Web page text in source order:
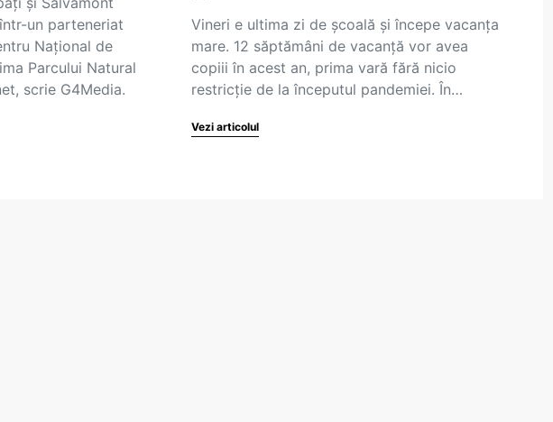
un parteneriat
Naţional de
Parcului Natural
scrie G4Media.
Vineri e ultima zi de școală și începe vacanța
mare. 12 săptămâni de vacanță vor avea
copiii în acest an, prima vară fără nicio
restricție de la începutul pandemiei. În…
Vezi articolul